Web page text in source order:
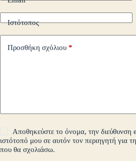
Ιστότοπος
Προσθήκη σχόλιου *
Αποθηκεύστε το όνομα, την διεύθυνση
ιστότοπό μου σε αυτόν τον περιηγητή για
που θα σχολιάσω.